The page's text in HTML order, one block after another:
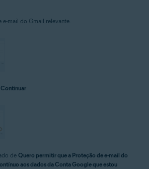
e-mail do Gmail relevante.
Continuar
de Quero permitir que a Proteção de e-mail do
aos dados da Conta Google que estou